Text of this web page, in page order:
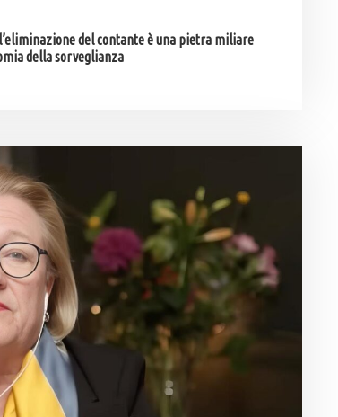
del contante è una pietra miliare
della sorveglianza